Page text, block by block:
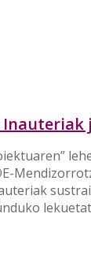
sustrai